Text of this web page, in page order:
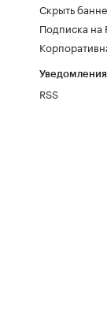
Скрыть
Подписка на
Уведомления
RSS